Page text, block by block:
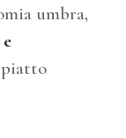
umbra,
e